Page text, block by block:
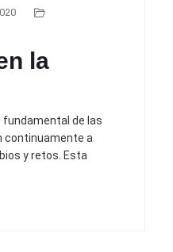
la
de las
continuamente a
y retos. Esta